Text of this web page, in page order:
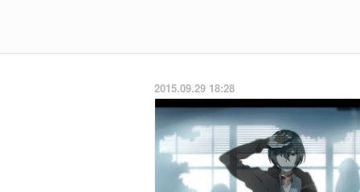
2015.09.29 18:28